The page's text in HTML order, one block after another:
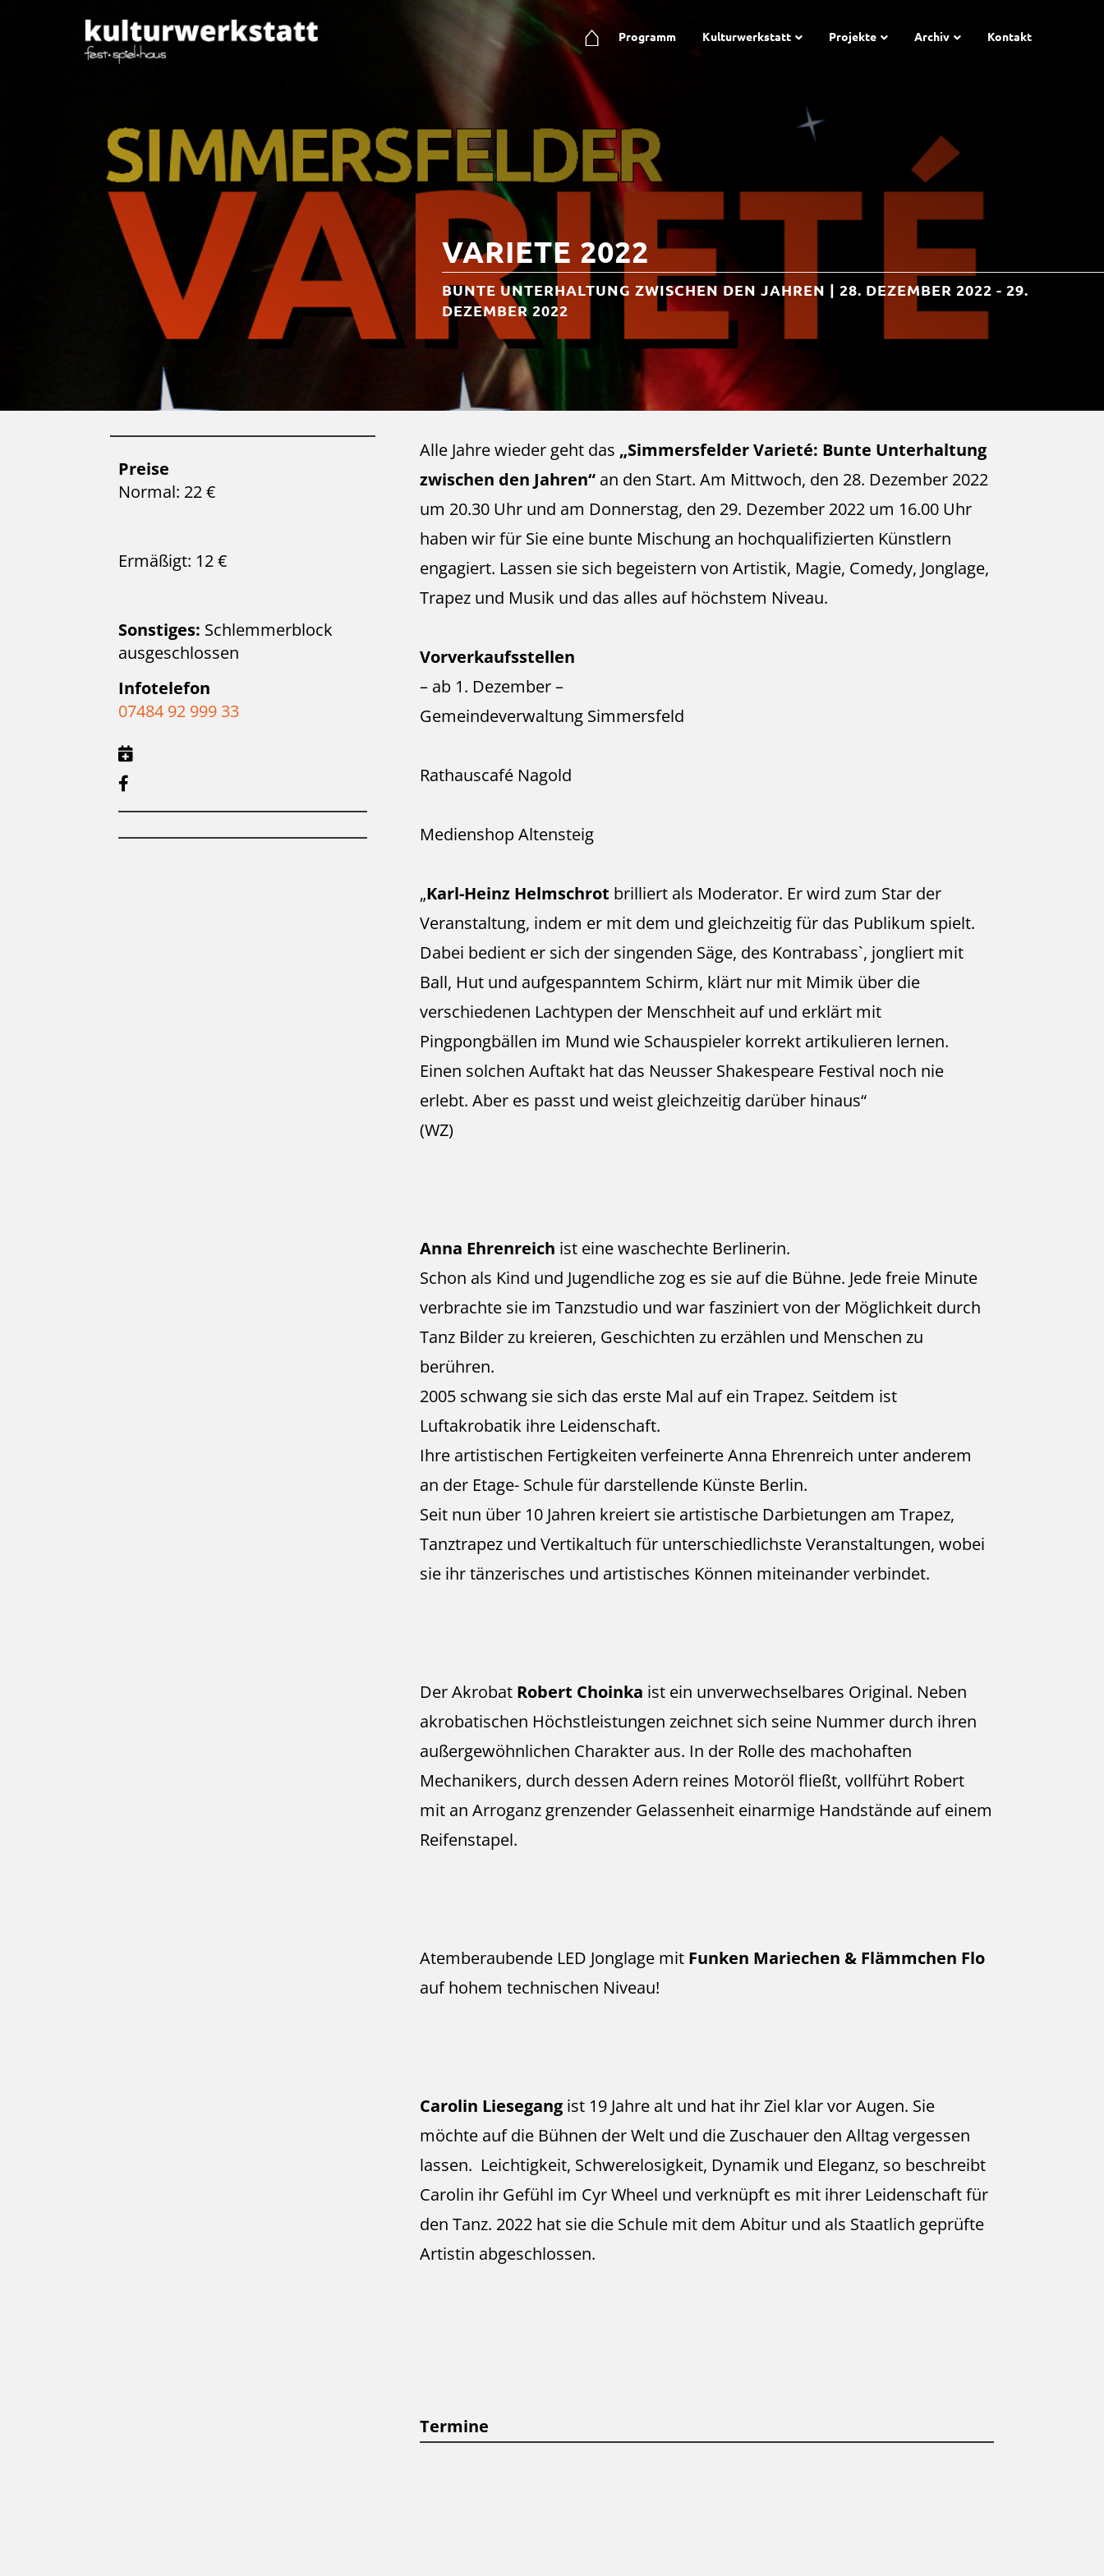
⌂ Programm Kulturwerkstatt Projekte Archiv Kontakt
VARIETE 2022
BUNTE UNTERHALTUNG ZWISCHEN DEN JAHREN | 28. DEZEMBER 2022 - 29.
DEZEMBER 2022
Preise
Normal: 22 €
Ermäßigt: 12 €
Sonstiges: Schlemmerblock
ausgeschlossen
Infotelefon
07484 92 999 33
Alle Jahre wieder geht das „Simmersfelder Varieté: Bunte Unterhaltung
zwischen den Jahren“an den Start. Am Mittwoch, den 28. Dezember 2022
um 20.30 Uhr und am Donnerstag, den 29. Dezember 2022 um 16.00 Uhr
haben wir für Sie eine bunte Mischung an hochqualifizierten Künstlern
engagiert. Lassen sie sich begeistern von Artistik, Magie, Comedy, Jonglage,
Trapez und Musik und das alles auf höchstem Niveau.
Vorverkaufsstellen
– ab 1. Dezember –
Gemeindeverwaltung Simmersfeld
Rathauscafé Nagold
Medienshop Altensteig
„Karl-Heinz Helmschrot brilliert als Moderator. Er wird zum Star der
Veranstaltung, indem er mit dem und gleichzeitig für das Publikum spielt.
Dabei bedient er sich der singenden Säge, des Kontrabass`, jongliert mit
Ball, Hut und aufgespanntem Schirm, klärt nur mit Mimik über die
verschiedenen Lachtypen der Menschheit auf und erklärt mit
Pingpongbällen im Mund wie Schauspieler korrekt artikulieren lernen.
Einen solchen Auftakt hat das Neusser Shakespeare Festival noch nie
erlebt. Aber es passt und weist gleichzeitig darüber hinaus“
(WZ)
Anna Ehrenreich ist eine waschechte Berlinerin.
Schon als Kind und Jugendliche zog es sie auf die Bühne. Jede freie Minute
verbrachte sie im Tanzstudio und war fasziniert von der Möglichkeit durch
Tanz Bilder zu kreieren, Geschichten zu erzählen und Menschen zu
berühren.
2005 schwang sie sich das erste Mal auf ein Trapez. Seitdem ist
Luftakrobatik ihre Leidenschaft.
Ihre artistischen Fertigkeiten verfeinerte Anna Ehrenreich unter anderem
an der Etage- Schule für darstellende Künste Berlin.
Seit nun über 10 Jahren kreiert sie artistische Darbietungen am Trapez,
Tanztrapez und Vertikaltuch für unterschiedlichste Veranstaltungen, wobei
sie ihr tänzerisches und artistisches Können miteinander verbindet.
Der Akrobat Robert Choinka ist ein unverwechselbares Original. Neben
akrobatischen Höchstleistungen zeichnet sich seine Nummer durch ihren
außergewöhnlichen Charakter aus. In der Rolle des machohaften
Mechanikers, durch dessen Adern reines Motoröl fließt, vollführt Robert
mit an Arroganz grenzender Gelassenheit einarmige Handstände auf einem
Reifenstapel.
Atemberaubende LED Jonglage mit Funken Mariechen & Flämmchen Flo
auf hohem technischen Niveau!
Carolin Liesegangist 19 Jahre alt und hat ihr Ziel klar vor Augen. Sie
möchte auf die Bühnen der Welt und die Zuschauer den Alltag vergessen
lassen. Leichtigkeit, Schwerelosigkeit, Dynamik und Eleganz, so beschreibt
Carolin ihr Gefühl im Cyr Wheel und verknüpft es mit ihrer Leidenschaft für
den Tanz. 2022 hat sie die Schule mit dem Abitur und als Staatlich geprüfte
Artistin abgeschlossen.
Termine